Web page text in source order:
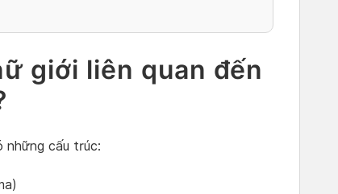
giới liên quan đến
những cấu trúc: